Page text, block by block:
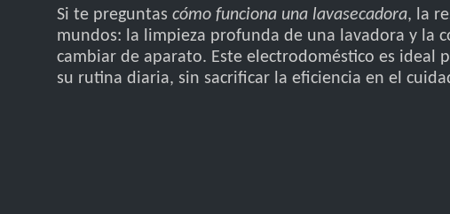
Si te preguntas cómo funciona una lavasecadora, la
mundos: la limpieza profunda de una lavadora y la
cambiar de aparato. Este electrodoméstico es ideal
su rutina diaria, sin sacrificar la eficiencia en el